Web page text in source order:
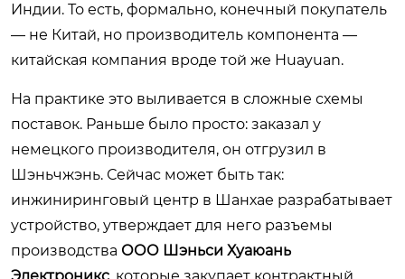
Индии. То есть, формально, конечный покупатель
— не Китай, но производитель компонента —
китайская компания вроде той же Huayuan.
На практике это выливается в сложные схемы
поставок. Раньше было просто: заказал у
немецкого производителя, он отгрузил в
Шэньчжэнь. Сейчас может быть так:
инжиниринговый центр в Шанхае разрабатывает
устройство, утверждает для него разъемы
производства ООО Шэньси Хуаюань